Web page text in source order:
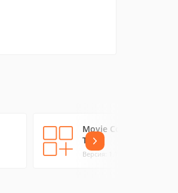
Movie Conversion
Tools
Версия: 1.1 (0.51 МБ)